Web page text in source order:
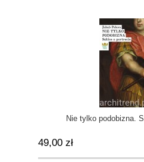
Nie tylko podobizna.
49,00 zł